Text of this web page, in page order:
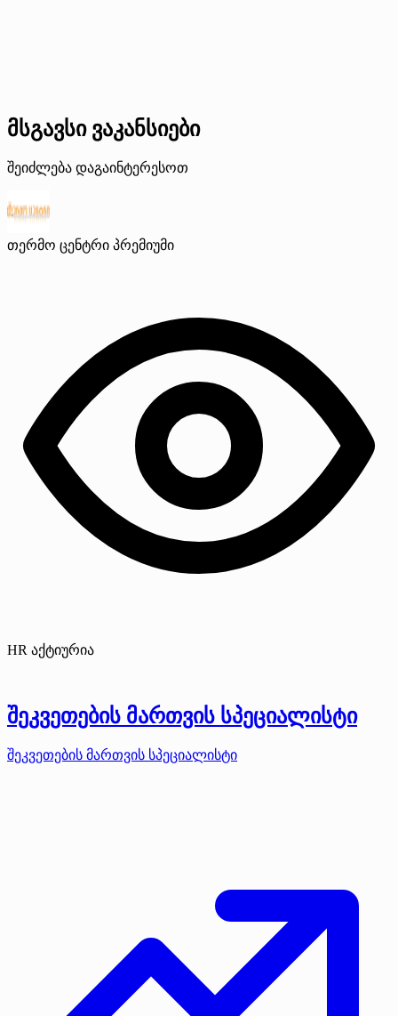
მსგავსი ვაკანსიები
შეიძლება დაგაინტერესოთ
თერმო ცენტრი პრემიუმი
HR აქტიურია
შეკვეთების მართვის სპეციალისტი
შეკვეთების მართვის სპეციალისტი